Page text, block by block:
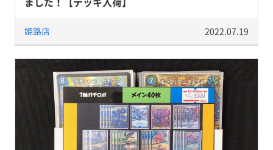
姫路店 2022.07.19